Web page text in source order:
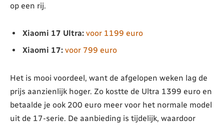
op een rij.
Xiaomi 17 Ultra: voor 1199 euro
Xiaomi 17: voor 799 euro
Het is mooi voordeel, want de afgelopen weken lag de
prijs aanzienlijk hoger. Zo kostte de Ultra 1399 euro en
betaalde je ook 200 euro meer voor het normale model
uit de 17-serie. De aanbieding is tijdelijk, waardoor